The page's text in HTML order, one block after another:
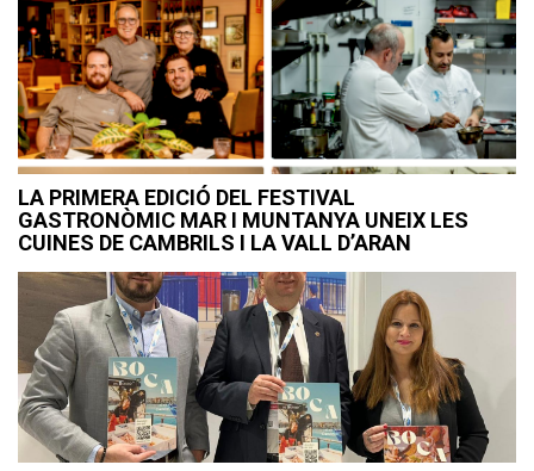
LA PRIMERA EDICIÓ DEL FESTIVAL
GASTRONÒMIC MAR I MUNTANYA UNEIX LES
CUINES DE CAMBRILS I LA VALL D’ARAN